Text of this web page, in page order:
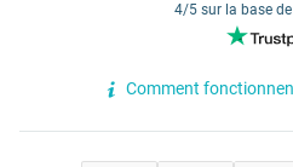
4/5 sur la base de
Comment